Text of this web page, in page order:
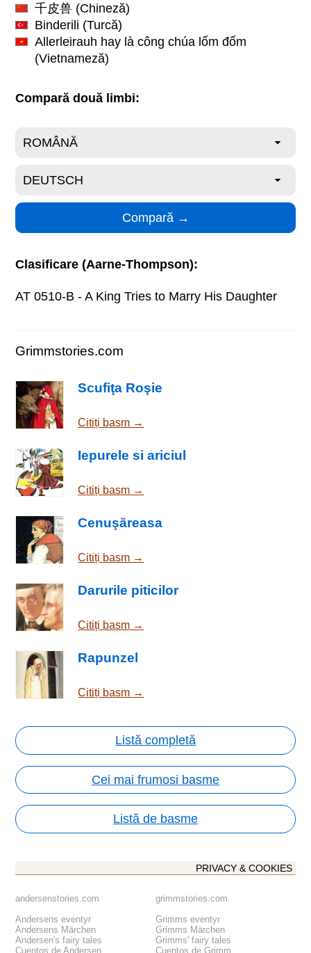
千皮兽 (Chineză)
Binderili (Turcă)
Allerleirauh hay là công chúa lốm đốm
(Vietnameză)
Compară două limbi:
Clasificare (Aarne-Thompson):
AT 0510-B - A King Tries to Marry His Daughter
Grimmstories.com
Scufiţa Roşie
Citiți basm →
Iepurele si ariciul
Citiți basm →
Cenuşăreasa
Citiți basm →
Darurile piticilor
Citiți basm →
Rapunzel
Citiți basm →
Listă completă
Cei mai frumosi basme
Listă de basme
PRIVACY & COOKIES
andersenstories.com
Andersens eventyr
Andersens Märchen
Andersen's fairy tales
Cuentos de Andersen
grimmstories.com
Grimms eventyr
Grimms Märchen
Grimms' fairy tales
Cuentos de Grimm